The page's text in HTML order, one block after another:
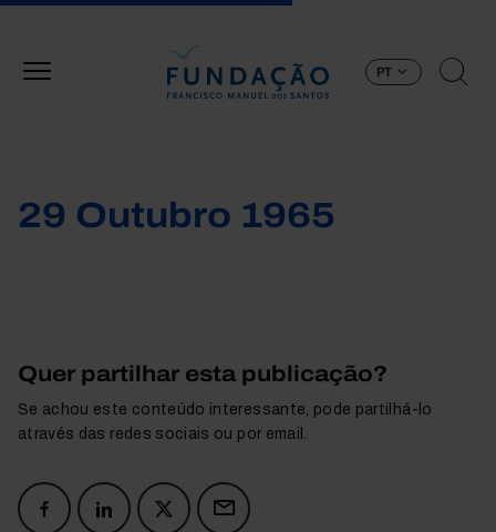
PT
29 Outubro 1965
Quer partilhar esta publicação?
Se achou este conteúdo interessante, pode partilhá-lo
através das redes sociais ou por email.